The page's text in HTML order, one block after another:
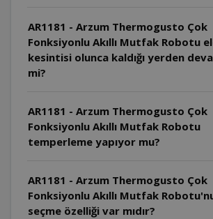
AR1181 - Arzum Thermogusto Çok
Fonksiyonlu Akıllı Mutfak Robotu elektrik
kesintisi olunca kaldığı yerden devam eder
mi?
AR1181 - Arzum Thermogusto Çok
Fonksiyonlu Akıllı Mutfak Robotu
temperleme yapıyor mu?
AR1181 - Arzum Thermogusto Çok
Fonksiyonlu Akıllı Mutfak
seçme özelliği var mıdır?